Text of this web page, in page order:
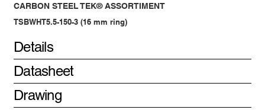
CARBON STEEL TEK® ASSORTIMENT
TSBWHT5.5-150-3 (16 mm ring)
Details
Datasheet
Drawing